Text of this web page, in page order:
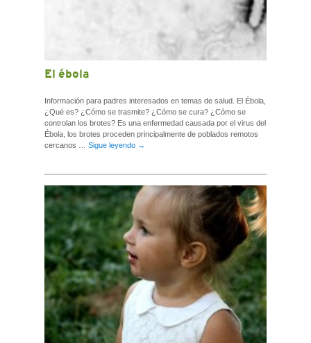
El ébola
Información para padres interesados en temas de salud. El Ébola,
¿Qué es? ¿Cómo se trasmite? ¿Cómo se cura? ¿Cómo se
controlan los brotes? Es una enfermedad causada por el virus del
Ébola, los brotes proceden principalmente de poblados remotos
cercanos … Sigue leyendo →